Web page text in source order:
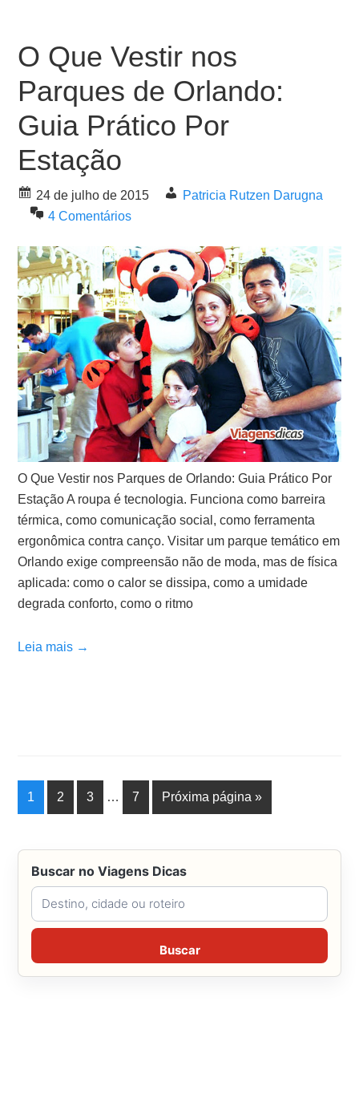
O Que Vestir nos
Parques de Orlando:
Guia Prático Por
Estação
24 de julho de 2015
Patricia Rutzen Darugna
4 Comentários
O Que Vestir nos Parques de Orlando: Guia Prático Por
Estação A roupa é tecnologia. Funciona como barreira
térmica, como comunicação social, como ferramenta
ergonômica contra canço. Visitar um parque temático em
Orlando exige compreensão não de moda, mas de física
aplicada: como o calor se dissipa, como a umidade
degrada conforto, como o ritmo
Leia mais →
1 2 3 … 7 Próxima página »
Buscar no Viagens Dicas
Buscar no Viagens Dicas
Buscar